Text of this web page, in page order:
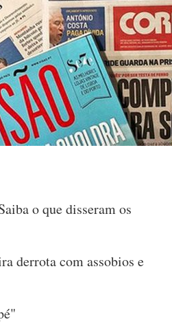
o que disseram os
derrota com assobios e